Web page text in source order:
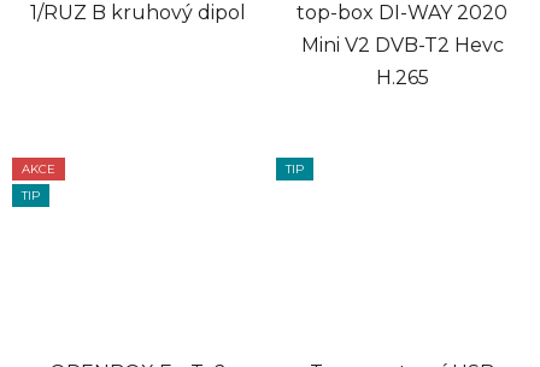
1/RUZ B kruhový dipol
top-box DI-WAY 2020
Mini V2 DVB-T2 Hevc
H.265
AKCE
TIP
TIP